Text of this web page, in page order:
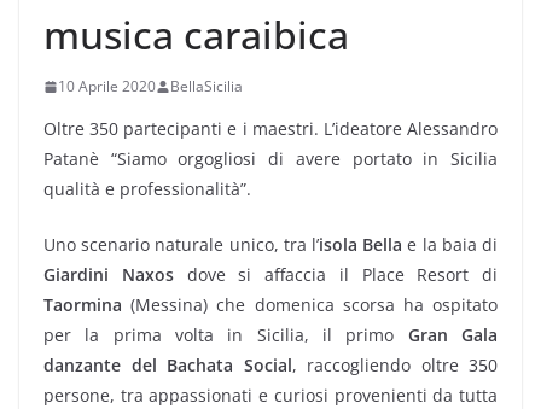
musica caraibica
10 Aprile 2020 BellaSicilia
Oltre 350 partecipanti e i maestri. L’ideatore Alessandro
Patanè “Siamo orgogliosi di avere portato in Sicilia
qualità e professionalità”.
Uno scenario naturale unico, tra l’isola Bella e la baia di
Giardini Naxosdove si affaccia il Place Resort di
Taormina (Messina) che domenica scorsa ha ospitato
per la prima volta in Sicilia, il primo Gran Gala
danzante del Bachata Social, raccogliendo oltre 350
persone, tra appassionati e curiosi provenienti da tutta